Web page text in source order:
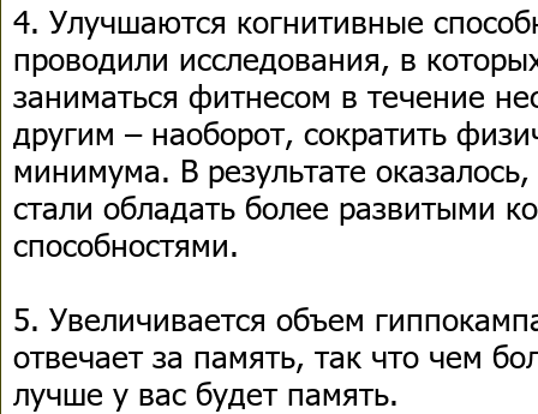
4. Улучшаются когнитивные
проводили исследования, в
заниматься фитнесом в течение
другим – наоборот, сократить
минимума. В результате
стали обладать более развитыми
способностями.
5. Увеличивается объем
отвечает за память, так что чем
лучше у вас будет память.